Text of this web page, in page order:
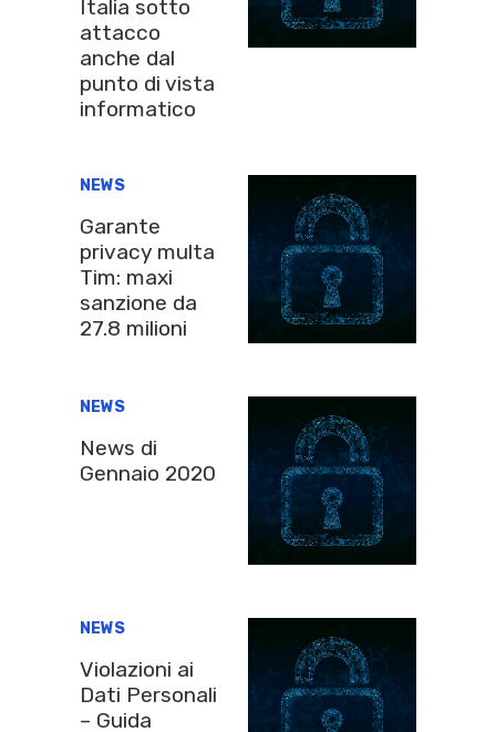
Italia sotto
attacco
anche dal
punto di vista
informatico
NEWS
Garante
privacy multa
Tim: maxi
sanzione da
27.8 milioni
NEWS
News di
Gennaio 2020
NEWS
Violazioni ai
Dati Personali
– Guida